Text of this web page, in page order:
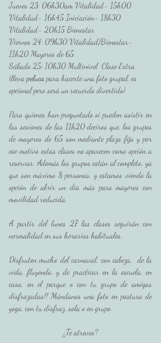
Jueves 23: 06h30am Vitalidad- 15h00
Vitalidad- 16h45 Iniciación- 18h30
Vitalidad- 20h15 Bienestar
Viernes 24: 09h30 Vitalidad/Bienestar-
11h20 Mayores de 65
Sábado 25: 10h30 Multinivel  Clase Extra
(lleva peluca para hacerte una foto grupal, es
opcional pero será un recuerdo divertido)
Para quienes han preguntado si pueden asistir en
las sesiones de las 11h20 deciros que, los grupos
de mayores de 65 son mediante plaza fija y por
ese motivo estas clases no aparecen como opción a
reservar. Además los grupos están al completo, ya
que son máximo 8 personas, y estamos viendo la
opción de abrir un día más para mayores con
movilidad reducida.
A partir del lunes 27 las clases seguirán con
normalidad en sus horarios habituales.
Disfruten mucho del carnaval, con cabeza,  de la
vida, fluyendo, y de practicar en la escuela, en
casa, en el parque o con tu grupo de amigas
disfrazadas!! Mándanos una foto en postura de
yoga, con tu disfraz, sola o en grupo.
¿Te atreves?